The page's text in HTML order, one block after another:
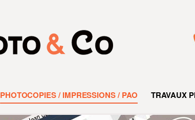
PHOTOCOPIES / IMPRESSIONS / PAO TRAVAUX